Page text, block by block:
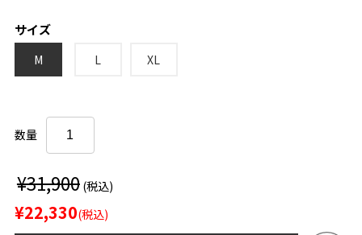
サイズ
M L XL
数量
¥31,900 (税込)
¥22,330(税込)